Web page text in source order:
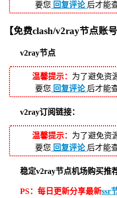
要您 回复评论 后才能
【免费clash/v2ray节点账号
v2ray节点
温馨提示： 为了避免资
要您 回复评论 后才能
v2ray订阅链接：
温馨提示： 为了避免资
要您 回复评论 后才能
稳定v2ray节点机场购买推荐
PS：每日更新分享最新ssr